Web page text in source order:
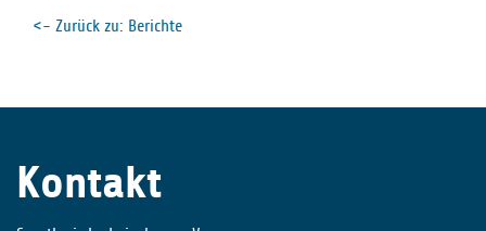
<- Zurück zu: Berichte
Kontakt